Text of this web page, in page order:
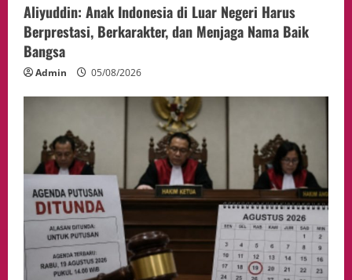
Aliyuddin: Anak Indonesia di Luar Negeri Harus
Berprestasi, Berkarakter, dan Menjaga Nama Baik
Bangsa
Admin 05/08/2026